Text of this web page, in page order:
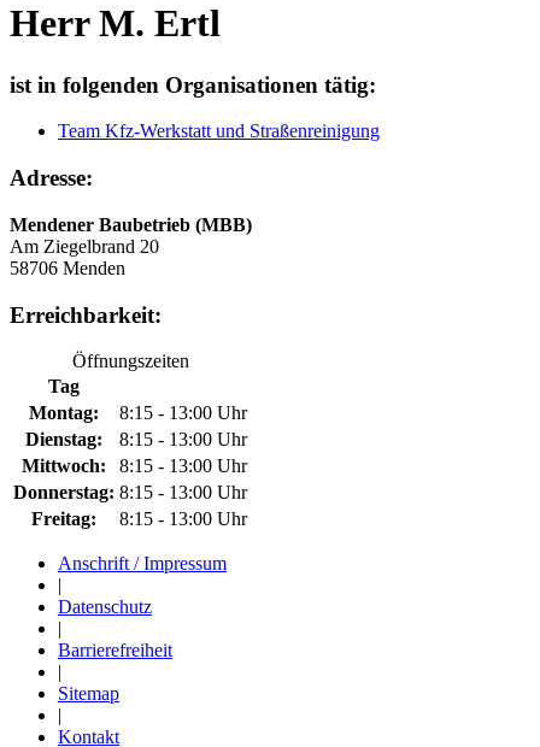
Herr M. Ertl
ist in folgenden Organisationen tätig:
Team Kfz-Werkstatt und Straßenreinigung
Adresse:
Mendener Baubetrieb (MBB)
Am Ziegelbrand 20
58706 Menden
Erreichbarkeit:
Öffnungszeiten
Tag
Montag:
8:15 - 13:00 Uhr
Dienstag:
8:15 - 13:00 Uhr
Mittwoch:
8:15 - 13:00 Uhr
Donnerstag: 8:15 - 13:00 Uhr
Freitag:
8:15 - 13:00 Uhr
Anschrift / Impressum
|
Datenschutz
|
Barrierefreiheit
|
Sitemap
|
Kontakt